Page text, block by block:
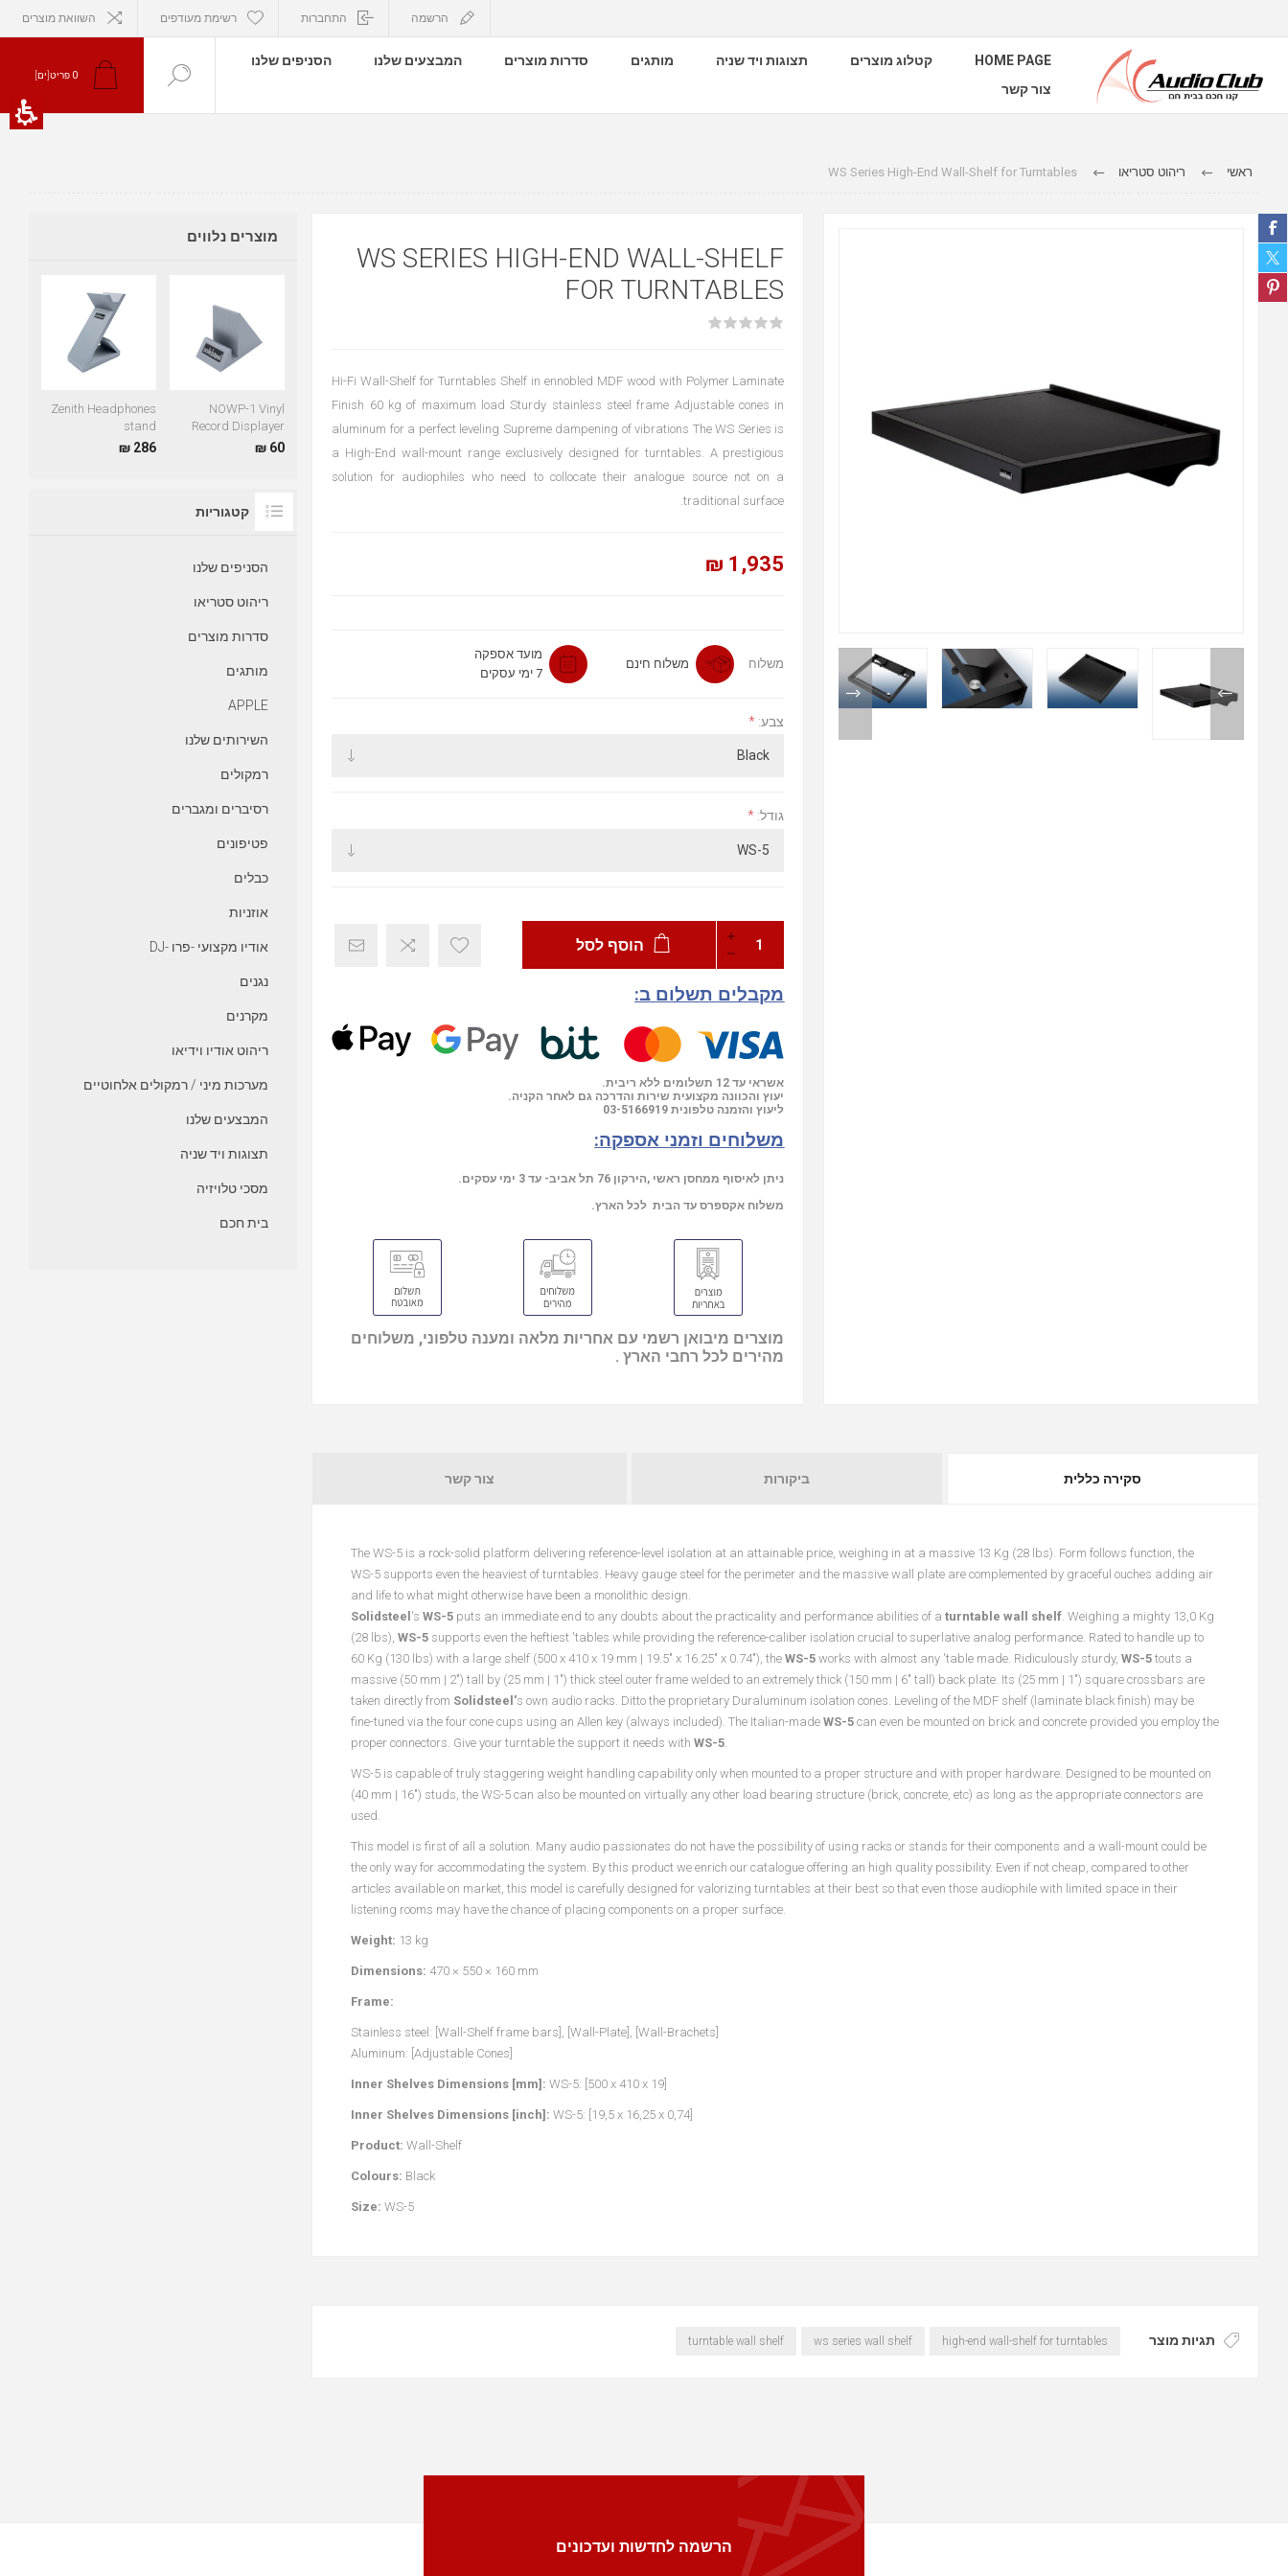
הרשמה התחברות רשימת מעודפים השוואת מוצרים
HOME PAGE קטלוג מוצרים תצוגות ויד שניה מותגים סדרות מוצרים המבצעים שלנו
הסניפים שלנו
צור קשר
0 פריט[ים]
ראשי ריהוט סטריאו WS Series High-End Wall-Shelf for Turntables
WS SERIES HIGH-END WALL-SHELF
FOR TURNTABLES
Hi-Fi Wall-Shelf for Turntables Shelf in ennobled MDF wood with Polymer Laminate
Finish 60 kg of maximum load Sturdy stainless steel frame Adjustable cones in
aluminum for a perfect leveling Supreme dampening of vibrations The WS Series is
a High-End wall-mount range exclusively designed for turntables. A prestigious
solution for audiophiles who need to collocate their analogue source not on a
traditional surface.
1,935 ₪
משלוח משלוח חינם
מועד אספקה
7 ימי עסקים
צבע: *
גודל: *
הוסף לסל
מקבלים תשלום ב:
אשראי עד 12 תשלומים ללא ריבית.
יעוץ והכוונה מקצועית שירות והדרכה גם לאחר הקניה.
ליעוץ והזמנה טלפונית 03-5166919
משלוחים וזמני אספקה:
ניתן לאיסוף ממחסן ראשי ,הירקון 76 תל אביב- עד 3 ימי עסקים.
משלוח אקספרס עד הבית לכל הארץ.
מוצרים מיבואן רשמי עם אחריות מלאה ומענה טלפוני, משלוחים
מהירים לכל רחבי הארץ .
סקירה כללית ביקורות צור קשר
The WS-5 is a rock-solid platform delivering reference-level isolation at an attainable price, weighing in at a massive 13 Kg (28 lbs). Form follows function, the
WS-5 supports even the heaviest of turntables. Heavy gauge steel for the perimeter and the massive wall plate are complemented by graceful ouches adding air
and life to what might otherwise have been a monolithic design.
Solidsteel's WS-5 puts an immediate end to any doubts about the practicality and performance abilities of aturntable wall shelf . Weighing a mighty 13,0 Kg
(28 lbs),WS-5 supports even the heftiest 'tables while providing the reference-caliber isolation crucial to superlative analog performance. Rated to handle up to
60 Kg (130 lbs) with a large shelf (500 x 410 x 19 mm | 19.5″ x 16.25″ x 0.74"), theWS-5works with almost any 'table made. Ridiculously sturdy,WS-5 touts a
massive (50 mm | 2″) tall by (25 mm | 1″) thick steel outer frame welded to an extremely thick (150 mm | 6″ tall) back plate. Its (25 mm | 1″) square crossbars are
taken directly from Solidsteel's own audio racks. Ditto the proprietary Duraluminum isolation cones. Leveling of the MDF shelf (laminate black finish) may be
fine-tuned via the four cone cups using an Allen key (always included). The Italian-madeWS-5can even be mounted on brick and concrete provided you employ the
proper connectors. Give your turntable the support it needs withWS-5
WS-5 is capable of truly staggering weight handling capability only when mounted to a proper structure and with proper hardware. Designed to be mounted on
(40 mm | 16″) studs, the WS-5 can also be mounted on virtually any other load bearing structure (brick, concrete, etc) as long as the appropriate connectors are
used.
This model is first of all a solution. Many audio passionates do not have the possibility of using racks or stands for their components and a wall-mount could be
the only way for accommodating the system. By this product we enrich our catalogue offering an high quality possibility. Even if not cheap, compared to other
articles available on market, this model is carefully designed for valorizing turntables at their best so that even those audiophile with limited space in their
listening rooms may have the chance of placing components on a proper surface.
Weight: 13 kg
Dimensions: 470 × 550 × 160 mm
Frame:
Stainless steel: [Wall-Shelf frame bars], [Wall-Plate], [Wall-Brachets]
Aluminum: [Adjustable Cones]
Inner Shelves Dimensions [mm]: WS-5: [500 x 410 x 19]
Inner Shelves Dimensions [inch]: WS-5: [19,5 x 16,25 x 0,74]
Product: Wall-Shelf
Colours: Black
Size: WS-5
תגיות מוצר high-end wall-shelf for turntables
ws series wall shelf
turntable wall shelf
מוצרים נלווים
NOWP-1 Vinyl
Record Displayer
60 ₪
Zenith Headphones
stand
286 ₪
קטגוריות
הסניפים שלנו
ריהוט סטריאו
סדרות מוצרים
מותגים
APPLE
השירותים שלנו
רמקולים
רסיברים ומגברים
פטיפונים
כבלים
אוזניות
אודיו מקצועי -פרו -DJ
נגנים
מקרנים
ריהוט אודיו וידיאו
מערכות מיני / רמקולים אלחוטיים
המבצעים שלנו
תצוגות ויד שניה
מסכי טלויזיה
בית חכם
הרשמה לחדשות ועדכונים